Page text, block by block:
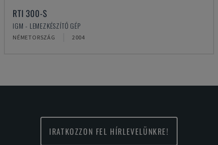
RTI 300-S
IGM - LEMEZKÉSZÍTŐ GÉP
NÉMETORSZÁG 2004
IRATKOZZON FEL HÍRLEVELÜNKRE!